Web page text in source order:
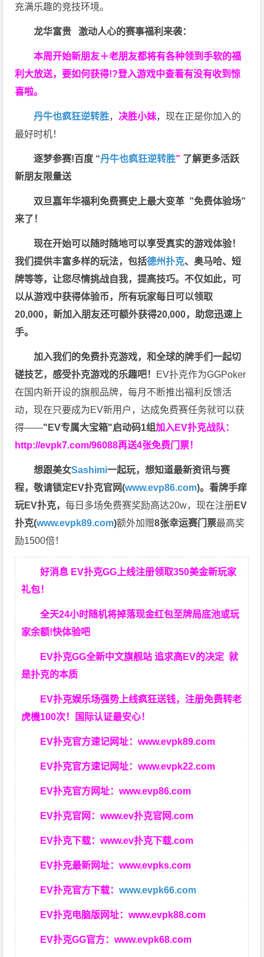
充满乐趣的竞技环境。
龙华富贵 激动人心的赛事福利来袭：
本周开始新朋友＋老朋友都将有各种领到手软的福
利大放送，要如何获得!?登入游戏中查看有没有收到惊
喜啦。
丹牛也疯狂逆转胜， 决胜小妹，现在正是你加入的
最好时机！
逐梦参赛!百度 “丹牛也疯狂逆转胜” 了解更多活跃
新朋友限量送
双旦嘉年华福利免费赛史上最大变革 ”免费体验场”
来了！
现在开始可以随时随地可以享受真实的游戏体验！
我们提供丰富多样的玩法，包括德州扑克、奥马哈、短
牌等等，让您尽情挑战自我，提高技巧。不仅如此， 可
以从游戏中获得体验币，所有玩家每日可以领取
20,000，新加入朋友还可额外获得20,000，助您迅速上
手。
加入我们的免费扑克游戏，和全球的牌手们一起切
磋技艺，感受扑克游戏的乐趣吧！ EV扑克作为GGPoker
在国内新开设的旗舰品牌，每月不断推出福利反馈活
动，现在只要成为EV新用户，达成免费赛任务就可以获
得——"EV专属大宝箱"启动码1组加入EV扑克战队：
http://evpk7.com/96088再送4张免费门票！
想跟美女Sashimi一起玩，想知道最新资讯与赛
程，敬请锁定EV扑克官网(www.evp86.com)。看牌手痒
玩EV扑克，每日多场免费赛奖励高达20w，现在注册EV
扑克(www.evpk89.com)额外加赠8张幸运赛门票最高奖
励1500倍！
好消息 EV扑克GG上线注册领取350美金新玩家
礼包！
全天24小时随机将掉落现金红包至牌局底池或玩
家余额!快体验吧
EV扑克GG全新中文旗舰站 追求高EV的决定就
是扑克的本质
EV扑克娱乐场强势上线疯狂送钱，注册免费转老
虎機100次！国际认证最安心！
EV扑克官方速记网址：www.evpk89.com
EV扑克官方速记网址：www.evpk22.com
EV扑克官方网址：www.evp86.com
EV扑克官网：www.ev扑克官网.com
EV扑克下载：www.ev扑克下载.com
EV扑克最新网址：www.evpks.com
EV扑克官方下载：www.evpk66.com
EV扑克电脑版网址：www.evpk88.com
EV扑克GG官方：www.evpk68.com